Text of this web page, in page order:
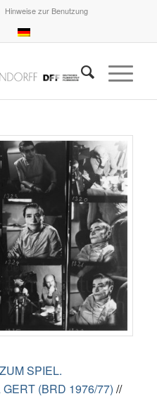
Hinweise zur Benutzung
SPIEL.
(BRD 1976/77) //